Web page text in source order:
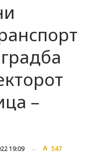
–
19:09 547